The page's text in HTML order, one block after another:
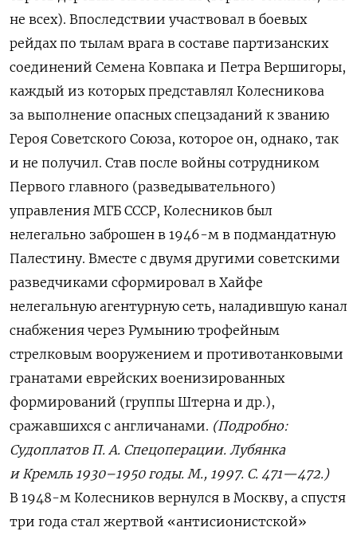
не всех). Впоследствии участвовал в боевых
рейдах по тылам врага в составе партизанских
соединений Семена Ковпака и Петра Вершигоры,
каждый из которых представлял Колесникова
за выполнение опасных спецзаданий к званию
Героя Советского Союза, которое он, однако, так
и не получил. Став после войны сотрудником
Первого главного (разведывательного)
управления МГБ СССР, Колесников был
нелегально заброшен в 1946-м в подмандатную
Палестину. Вместе с двумя другими советскими
разведчиками сформировал в Хайфе
нелегальную агентурную сеть, наладившую канал
снабжения через Румынию трофейным
стрелковым вооружением и противотанковыми
гранатами еврейских военизированных
формирований (группы Штерна и др.),
сражавшихся с англичанами. (Подробно:
Судоплатов П. А. Спецоперации. Лубянка
и Кремль 1930–1950 годы. М., 1997. С. 471—472.)
В 1948-м Колесников вернулся в Москву, а спустя
три года стал жертвой «антисионистской»